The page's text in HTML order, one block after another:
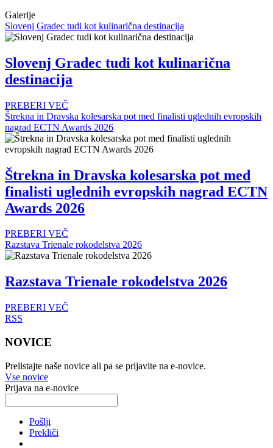
Galerije
Slovenj Gradec tudi kot kulinarična destinacija
Slovenj Gradec tudi kot kulinarična
destinacija
PREBERI VEČ
Štrekna in Dravska kolesarska pot med finalisti uglednih evropskih
nagrad ECTN Awards 2026
Štrekna in Dravska kolesarska pot med
finalisti uglednih evropskih nagrad ECTN
Awards 2026
PREBERI VEČ
Razstava Trienale rokodelstva 2026
Razstava Trienale rokodelstva 2026
PREBERI VEČ
RSS
NOVICE
Prelistajte naše novice ali pa se prijavite na e-novice.
Vse novice
Prijava na e-novice
Pošlji
Prekliči